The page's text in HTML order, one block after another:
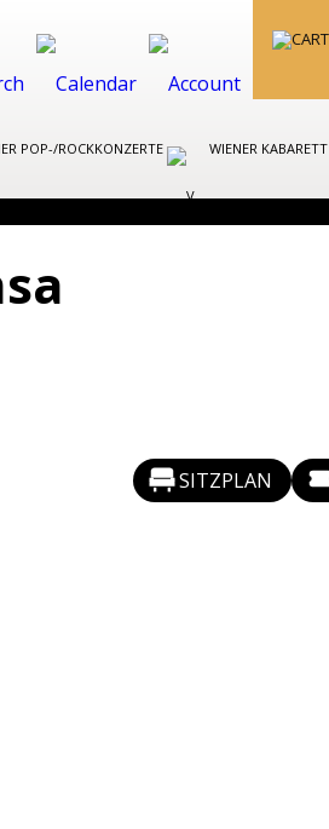
POP-/ROCKKONZERTE WIENER KABARETT
SITZPLAN